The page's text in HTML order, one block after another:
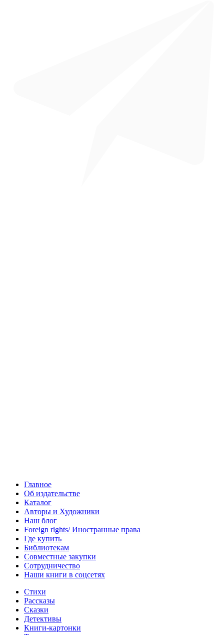
Главное
Об издательстве
Каталог
Авторы и Художники
Наш блог
Foreign rights/ Иностранные права
Где купить
Библиотекам
Совместные закупки
Сотрудничество
Наши книги в соцсетях
Стихи
Рассказы
Сказки
Детективы
Книги-картонки